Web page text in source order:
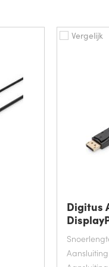
Vergelijk
Digitus
Aansluiting